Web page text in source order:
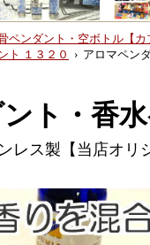
ペンダント・空ボトル【
ト １３２０ › アロマペン
ト・香
レス製【当店オリ